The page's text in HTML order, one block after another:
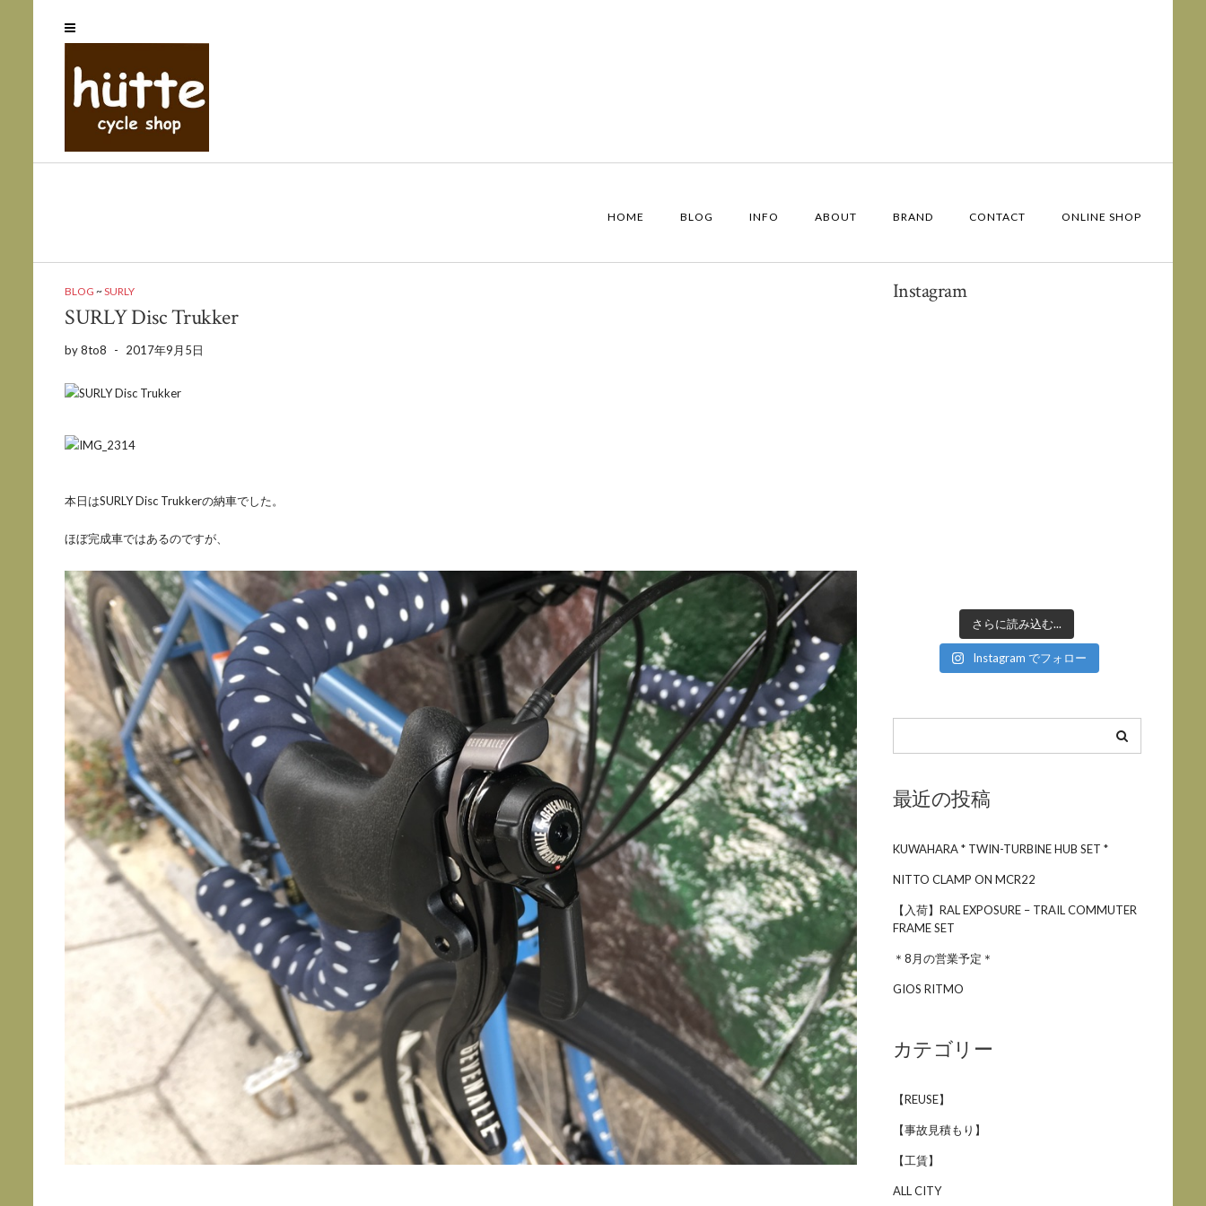
HOME BLOG INFO ABOUT BRAND CONTACT ONLINE SHOP
BLOG ~SURLY
SURLY Disc Trukker
by8to8 - 2017年9月5日
本日はSURLY Disc Trukkerの納車でした。
ほぼ完成車ではあるのですが、
Instagram
さらに読み込む...
Instagram でフォロー
最近の投稿
KUWAHARA * TWIN-TURBINE HUB SET *
NITTO CLAMP ON MCR22
【入荷】RAL EXPOSURE – TRAIL COMMUTER
FRAME SET
＊8月の営業予定＊
GIOS RITMO
カテゴリー
【REUSE】
【事故見積もり】
【工賃】
ALL CITY